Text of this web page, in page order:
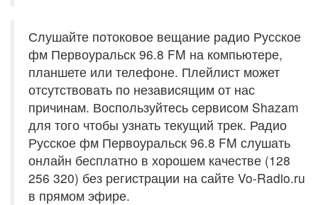
Слушайте потоковое вещание радио Русское
фм Первоуральск 96.8 FM на компьютере,
планшете или телефоне. Плейлист может
отсутствовать по независящим от нас
причинам. Воспользуйтесь сервисом Shazam
для того чтобы узнать текущий трек. Радио
Русское фм Первоуральск 96.8 FM слушать
онлайн бесплатно в хорошем качестве (128
256 320) без регистрации на сайте Vo-Radio.ru
в прямом эфире.